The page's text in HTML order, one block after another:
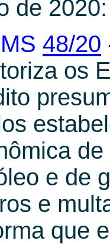
de 2020:
48/20
os
e de
e
que